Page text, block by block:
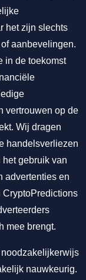
het zijn slechts
aanbevelingen.
in de toekomst
vertrouwen op de
Wij dragen
handelsverliezen
gebruik van
advertenties en
CryptoPredictions
mee brengt.
nauwkeurig.